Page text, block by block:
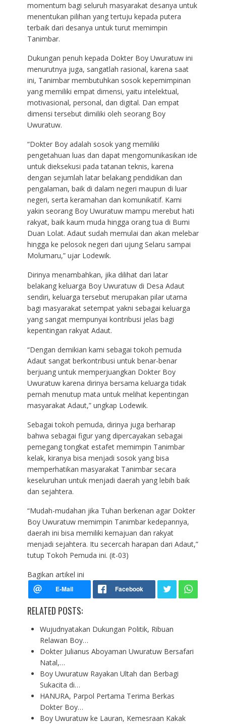
momentum bagi seluruh masyarakat desanya untuk
menentukan pilihan yang tertuju kepada putera
terbaik dari desanya untuk turut memimpin
Tanimbar.
Dukungan penuh kepada Dokter Boy Uwuratuw ini
menurutnya juga, sangatlah rasional, karena saat
ini, Tanimbar membutuhkan sosok kepemimpinan
yang memiliki empat dimensi, yaitu intelektual,
motivasional, personal, dan digital. Dan empat
dimensi tersebut dimiliki oleh seorang Boy
Uwuratuw.
“Dokter Boy adalah sosok yang memiliki
pengetahuan luas dan dapat mengomunikasikan ide
untuk dieksekusi pada tatanan teknis, karena
dengan sejumlah latar belakang pendidikan dan
pengalaman, baik di dalam negeri maupun di luar
negeri, serta keramahan dan komunikatif. Kami
yakin seorang Boy Uwuratuw mampu merebut hati
rakyat, baik kaum muda hingga orang tua di Bumi
Duan Lolat. Adaut sudah memulai dan akan melebar
hingga ke pelosok negeri dari ujung Selaru sampai
Molumaru,” ujar Lodewik.
Dirinya menambahkan, jika dilihat dari latar
belakang keluarga Boy Uwuratuw di Desa Adaut
sendiri, keluarga tersebut merupakan pilar utama
bagi masyarakat setempat yakni sebagai keluarga
yang sangat mempunyai kontribusi jelas bagi
kepentingan rakyat Adaut.
“Dengan demikian kami sebagai tokoh pemuda
Adaut sangat berkontribusi untuk benar-benar
berjuang untuk memperjuangkan Dokter Boy
Uwuratuw karena dirinya bersama keluarga tidak
pernah menutup mata untuk melihat kepentingan
masyarakat Adaut,” ungkap Lodewik.
Sebagai tokoh pemuda, dirinya juga berharap
bahwa sebagai figur yang dipercayakan sebagai
pemegang tongkat estafet memimpin Tanimbar
kelak, kiranya bisa menjadi sosok yang bisa
memperhatikan masyarakat Tanimbar secara
keseluruhan untuk menjadi daerah yang lebih baik
dan sejahtera.
“Mudah-mudahan jika Tuhan berkenan agar Dokter
Boy Uwuratuw memimpin Tanimbar kedepannya,
daerah ini bisa memiliki kemajuan dan rakyat
menjadi sejahtera. Itu secercah harapan dari Adaut,”
tutup Tokoh Pemuda ini. (it-03)
Bagikan artikel ini
RELATED POSTS:
Wujudnyatakan Dukungan Politik, Ribuan
Relawan Boy…
Dokter Julianus Aboyaman Uwuratuw Bersafari
Natal,…
Boy Uwuratuw Rayakan Ultah dan Berbagi
Sukacita di…
HANURA, Parpol Pertama Terima Berkas
Dokter Boy…
Boy Uwuratuw ke Lauran, Kemesraan Kakak